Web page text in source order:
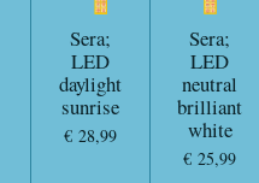
Sera;
LED
daylight
sunrise
€ 28,99
Sera;
LED
neutral
brilliant
white
€ 25,99